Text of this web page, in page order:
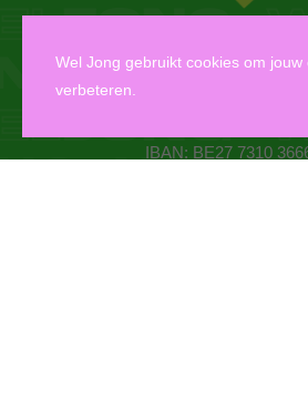
IBAN: BE27 7310
Wel Jong gebruikt cookies om jouw
verbeteren.